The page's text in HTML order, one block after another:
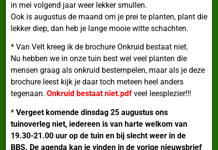
in mei volgend jaar weer lekker smullen.
Ook is augustus de maand om je prei te planten, plant die
lekker diep, dan heb je lange mooie witte schachten.
* Van Velt kreeg ik de brochure Onkruid bestaat niet.
Nu hebben we in onze tuin best wel veel planten die
mensen graag als onkruid bestempelen, maar als je deze
brochure leest kijk je daar toch meteen heel anders
tegenaan. Onkruid bestaat niet.pdf veel leesplezier!!!
* Vergeet komende dinsdag 25 augustus ons
tuinoverleg niet, iedereen is van harte welkom van
19.30-21.00 uur op de tuin en bij slecht weer in de
BBS. De agenda kan je vinden in de vorige nieuwsbrief